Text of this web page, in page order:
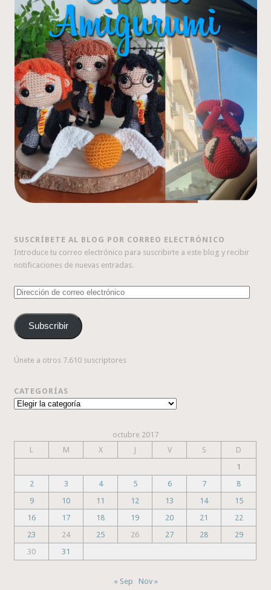
SUSCRÍBETE AL BLOG POR CORREO ELECTRÓNICO
Introduce tu correo electrónico para suscribirte a este blog y recibir
notificaciones de nuevas entradas.
Dirección
correo
electrónico
Subscribir
Únete a otros 7.610 suscriptores
CATEGORÍAS
Categorías
octubre 2017
L
M X J V S
D
1
2
3 4 5 6 7
8
9
10 11 12 13 14
15
16
17 18 19 20 21
22
23
24 25 26 27 28
29
30
31
« Sep Nov »